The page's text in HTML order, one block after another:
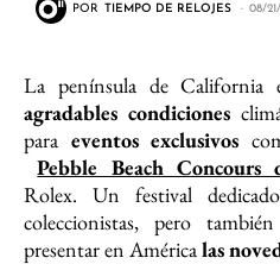
POR TIEMPO DE RELOJES 08/
La península de California
agradables condiciones
para eventos exclusivos
Pebble Beach Concours
Rolex. Un festival
coleccionistas, pero
presentar en Américalas